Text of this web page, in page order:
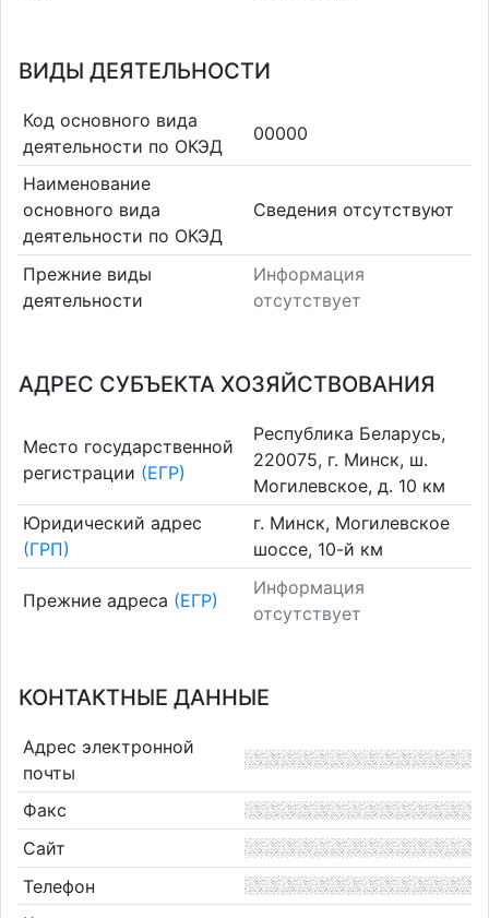
ВИДЫ ДЕЯТЕЛЬНОСТИ
Код основного вида
деятельности по ОКЭД
00000
Наименование
основного вида
деятельности по ОКЭД
Cведения отсутствуют
Прежние виды
деятельности
Информация
отсутствует
АДРЕС СУБЪЕКТА ХОЗЯЙСТВОВАНИЯ
Место государственной
регистрации (ЕГР)
Республика Беларусь,
220075, г. Минск, ш.
Могилевское, д. 10 км
Юридический адрес
(ГРП)
г. Минск, Могилевское
шоссе, 10-й км
Прежние адреса (ЕГР)
Информация
отсутствует
КОНТАКТНЫЕ ДАННЫЕ
Адрес электронной
почты
Факс
Сайт
Телефон